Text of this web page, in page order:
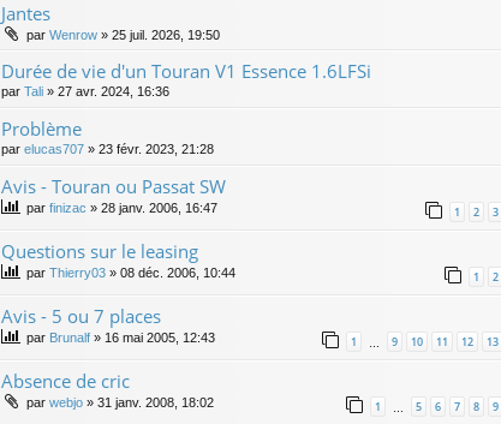
Jantes
par Wenrow » 25 juil. 2026, 19:50
Durée de vie d'un Touran V1 Essence 1.6LFSi
par Tali » 27 avr. 2024, 16:36
Problème
par elucas707 » 23 févr. 2023, 21:28
Avis - Touran ou Passat SW
par finizac » 28 janv. 2006, 16:47 1 2 3
Questions sur le leasing
par Thierry03 » 08 déc. 2006, 10:44 1 2
Avis - 5 ou 7 places
par Brunalf » 16 mai 2005, 12:43 1 … 9 10 11 12 13
Absence de cric
par webjo » 31 janv. 2008, 18:02 1 … 5 6 7 8 9